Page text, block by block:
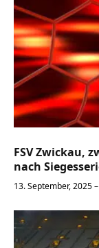
FSV Zwickau,
nach
13. September, 2025